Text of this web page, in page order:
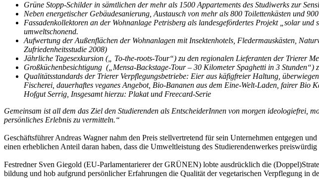
Grüne Stopp-Schilder in sämtlichen der mehr als 1500 Appartements des Studiwerks zur
Neben energetischer Gebäudesanierung, Austausch von mehr als 800 Toilettenkästen und
Fassadenkollektoren an der Wohnanlage Petrisberg als landesgefördertes Projekt „solar
umweltschonend.
Aufwertung der Außenflächen der Wohnanlagen mit Insektenhotels, Fledermauskästen,
Zufriedenheitsstudie 2008)
Jährliche Tagesexkursion („ To-the-roots-Tour“) zu den regionalen Lieferanten der Trierer
Großküchenbesichtigung („Mensa-Backstage-Tour – 30 Kilometer Spaghetti in 3 Stunden“)
Qualitätsstandards der Trierer Verpflegungsbetriebe: Eier aus käfigfreier Haltung,
Fischerei, dauerhaftes veganes Angebot, Bio-Bananen aus dem Eine-Welt-Laden, fairer
Hofgut Serrig, Insgesamt hierzu: Plakat und Freecard-Serie
Gemeinsam ist all dem das Ziel den Studierenden als EntscheiderInnen von morgen ideologiefrei,
persönliches Erlebnis zu vermitteln.“
Geschäftsführer Andreas Wagner nahm den Preis stellvertretend für sein Unternehmen entgegen
einen erheblichen Anteil daran haben, dass die Umweltleistung des Studierendenwerkes preiswürdig
Festredner Sven Giegold (EU-Parlamentarierer der GRÜNEN) lobte ausdrücklich die
bildung und hob aufgrund persönlicher Erfahrungen die Qualität der vegetarischen Verpflegung in